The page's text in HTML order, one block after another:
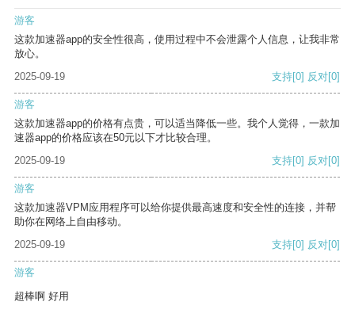
游客
这款加速器app的安全性很高，使用过程中不会泄露个人信息，让我非常
放心。
2025-09-19
支持[0] 反对[0]
游客
这款加速器app的价格有点贵，可以适当降低一些。我个人觉得，一款加
速器app的价格应该在50元以下才比较合理。
2025-09-19
支持[0] 反对[0]
游客
这款加速器VPM应用程序可以给你提供最高速度和安全性的连接，并帮
助你在网络上自由移动。
2025-09-19
支持[0] 反对[0]
游客
超棒啊 好用